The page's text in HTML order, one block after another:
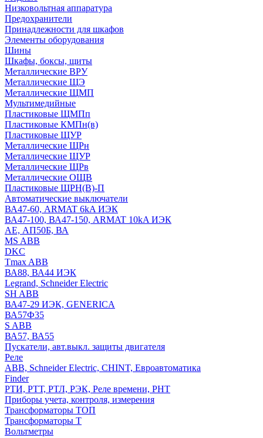
Низковольтная аппаратура
Предохранители
Принадлежности для шкафов
Элементы оборудования
Шины
Шкафы, боксы, щиты
Металлические ВРУ
Металлические ЩЭ
Металлические ЩМП
Мультимедийные
Пластиковые ЩМПп
Пластиковые КМПн(в)
Пластиковые ЩУР
Металлические ЩРн
Металлические ЩУР
Металлические ЩРв
Металлические ОЩВ
Пластиковые ЩРН(В)-П
Автоматические выключатели
ВА47-60, ARMAT 6kA ИЭК
ВА47-100, ВА47-150, ARMAT 10kA ИЭК
АЕ, АП50Б, ВА
MS ABB
DKC
Tmax ABB
ВА88, ВА44 ИЭК
Legrand, Schneider Electric
SH ABB
ВА47-29 ИЭК, GENERICA
ВА57Ф35
S ABB
ВА57, ВА55
Пускатели, авт.выкл. защиты двигателя
Реле
ABB, Schneider Electric, CHINT, Евроавтоматика
Finder
РТИ, РТТ, РТЛ, РЭК, Реле времени, РНТ
Приборы учета, контроля, измерения
Трансформаторы ТОП
Трансформаторы Т
Вольтметры